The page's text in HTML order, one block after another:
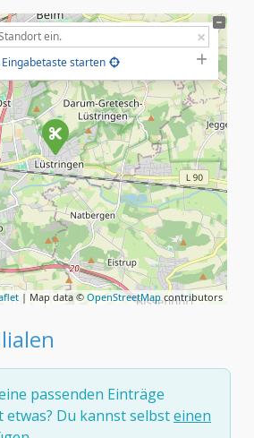
starten
| Map data © OpenStreetMapcontributors
passenden Einträge
etwas? Du kannst selbsteinen